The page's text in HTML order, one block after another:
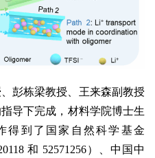
彭栋梁教授、王来森副教授
导下完成，材料学院博士生
得到了国家自然科学基金
和 52571256）、中国中